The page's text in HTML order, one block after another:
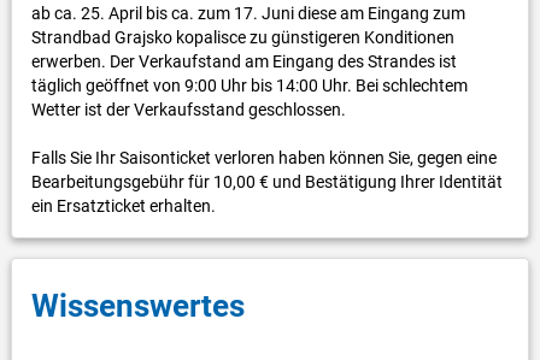
ab ca. 25. April bis ca. zum 17. Juni diese am Eingang zum
Strandbad Grajsko kopalisce zu günstigeren Konditionen
erwerben. Der Verkaufstand am Eingang des Strandes ist
täglich geöffnet von 9:00 Uhr bis 14:00 Uhr. Bei schlechtem
Wetter ist der Verkaufsstand geschlossen.
Falls Sie Ihr Saisonticket verloren haben können Sie, gegen eine
Bearbeitungsgebühr für 10,00 € und Bestätigung Ihrer Identität
ein Ersatzticket erhalten.
Wissenswertes